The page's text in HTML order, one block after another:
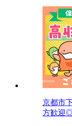
京都市
方歓迎